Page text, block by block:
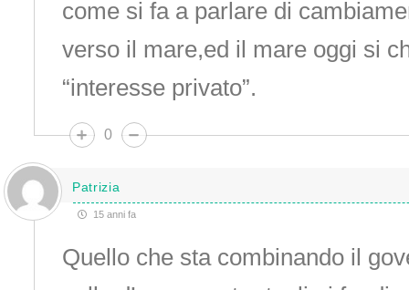
come si fa a parlare di
verso il mare,ed il mare oggi si
“interesse privato”.
0
Patrizia
15 anni fa
Quello che sta combinando il